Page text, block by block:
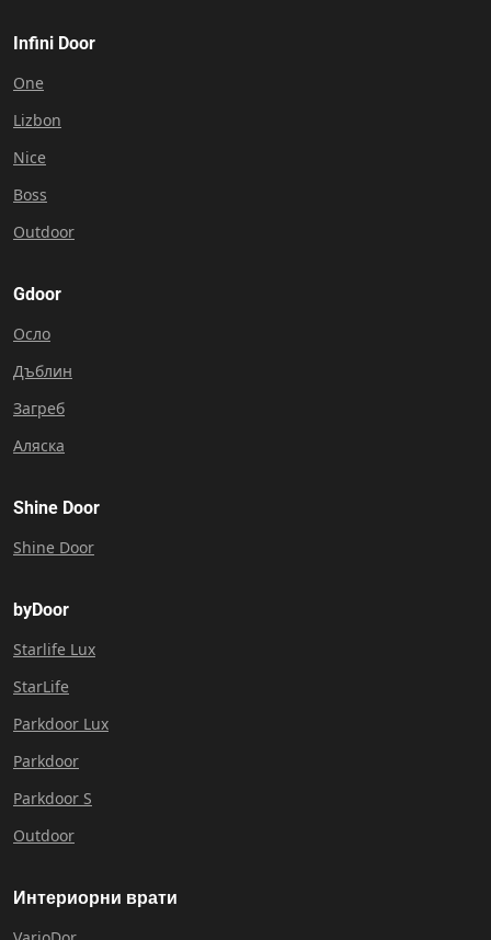
Infini Door
One
Lizbon
Nice
Boss
Outdoor
Gdoor
Осло
Дъблин
Загреб
Аляска
Shine Door
Shine Door
byDoor
Starlife Lux
StarLife
Parkdoor Lux
Parkdoor
Parkdoor S
Outdoor
Интериорни врати